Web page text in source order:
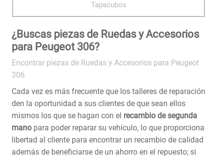
Tapacubos
¿Buscas piezas de Ruedas y Accesorios
para Peugeot 306?
Encontrar piezas de Ruedas y Accesorios para Peugeot
306
Cada vez es más frecuente que los talleres de reparación
den la oportunidad a sus clientes de que sean ellos
mismos los que se hagan con el recambio de segunda
mano para poder reparar su vehículo, lo que proporciona
libertad al cliente para encontrar un recambio de calidad
además de beneficiarse de un ahorro en el repuesto; si